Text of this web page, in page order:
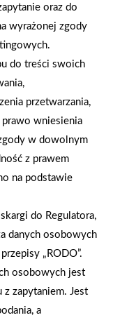
oraz do
wyrażonej zgody
do treści swoich
przetwarzania,
prawo wniesienia
w dowolnym
z prawem
na podstawie
do Regulatora,
danych osobowych
„RODO”.
osobowych jest
zapytaniem. Jest
a
cookies w celu